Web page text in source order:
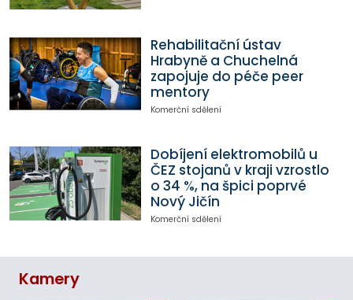
Rehabilitační ústav
Hrabyně a Chuchelná
zapojuje do péče peer
mentory
Komerční sdělení
Dobíjení elektromobilů u
ČEZ stojanů v kraji vzrostlo
o 34 %, na špici poprvé
Nový Jičín
Komerční sdělení
Kamery